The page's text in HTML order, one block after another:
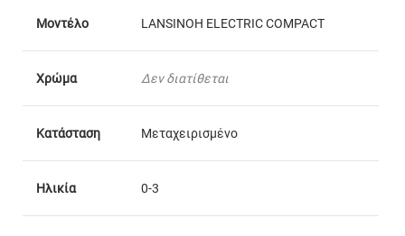
Μοντέλο LANSINOH ELECTRIC COMPACT
Χρώμα Δεν διατίθεται
Κατάσταση Μεταχειρισμένο
Ηλικία 0-3